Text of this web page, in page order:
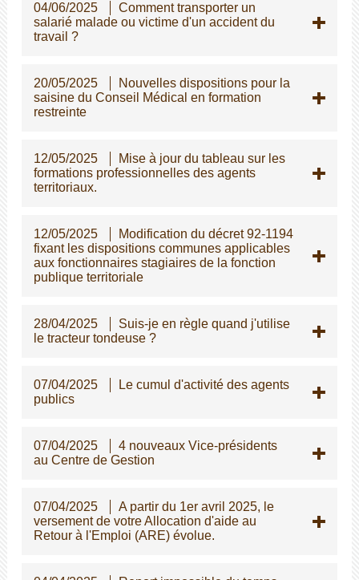
04/06/2025
Comment transporter un
salarié malade ou victime d'un accident du
travail ?
20/05/2025
Nouvelles dispositions pour la
saisine du Conseil Médical en formation
restreinte
12/05/2025
Mise à jour du tableau sur les
formations professionnelles des agents
territoriaux.
12/05/2025
Modification du décret 92-1194
fixant les dispositions communes applicables
aux fonctionnaires stagiaires de la fonction
publique territoriale
28/04/2025
Suis-je en règle quand j'utilise
le tracteur tondeuse ?
07/04/2025
Le cumul d'activité des agents
publics
07/04/2025
4 nouveaux Vice-présidents
au Centre de Gestion
07/04/2025
A partir du 1er avril 2025, le
versement de votre Allocation d'aide au
Retour à l'Emploi (ARE) évolue.